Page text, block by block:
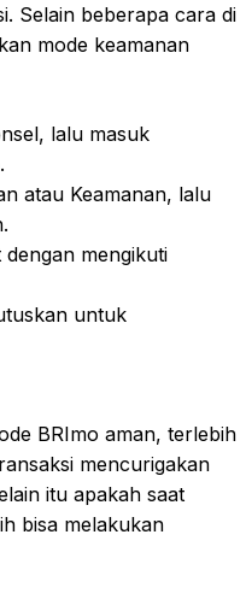
Selain beberapa cara di
mode keamanan
lalu masuk
atau Keamanan, lalu
mengikuti
untuk
BRImo aman, terlebih
mencurigakan
itu apakah saat
bisa melakukan